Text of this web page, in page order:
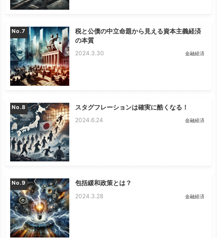
No.
税と公債の中立命題から見える資本主義経済
の本質
2024.3.30 金融経済
No. スタグフレーションは確実に酷くなる！
2024.6.24 金融経済
No. 包括緩和政策とは？
2024.3.28 金融経済